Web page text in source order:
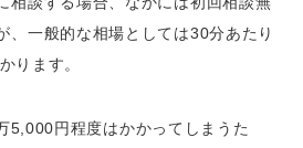
、一般的な相場としては30分あたり
ります。
5,000円程度はかかってしまうた